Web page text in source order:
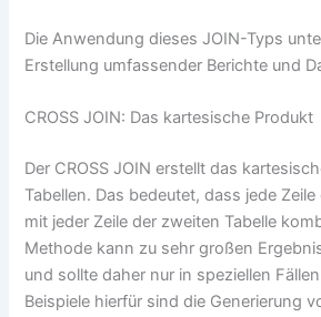
Die Anwendung dieses JOIN-Typs
Erstellung umfassender Berichte und
CROSS JOIN: Das kartesische Produkt
Der CROSS JOIN erstellt das
Tabellen. Das bedeutet, dass jede
mit jeder Zeile der zweiten Tabelle
Methode kann zu sehr großen
und sollte daher nur in speziellen
Beispiele hierfür sind die Generierung